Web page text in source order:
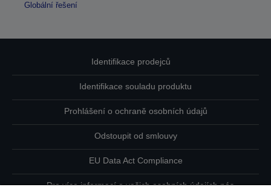
Globální řešení
Identifikace prodejců
Identifikace souladu produktu
Prohlášení o ochraně osobních údajů
Odstoupit od smlouvy
EU Data Act Compliance
Pro více informací o vašich osobních údajích nás